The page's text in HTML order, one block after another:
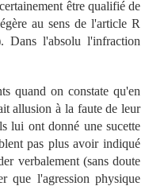
être qualifié de
au sens de l'article R
Dans l'absolu l'infraction
quand on constate qu'en
allusion à la faute de leur
lui ont donné une sucette
pas plus avoir indiqué
verbalement (sans doute
que l'agression physique